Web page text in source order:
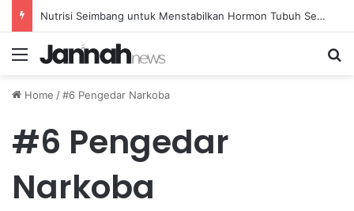
Nutrisi Seimbang untuk Menstabilkan Hormon Tubuh Secara Alami dan Aman Setiap Hari
Menu
Home /#6 Pengedar Narkoba
#6 Pengedar
Narkoba